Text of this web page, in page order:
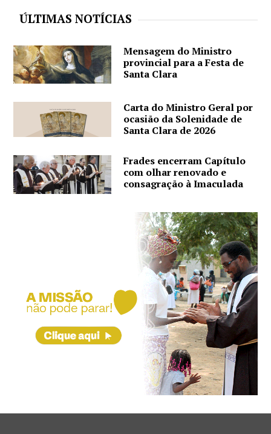
ÚLTIMAS NOTÍCIAS
Mensagem do Ministro
provincial para a Festa de
Santa Clara
Carta do Ministro Geral por
ocasião da Solenidade de
Santa Clara de 2026
Frades encerram Capítulo
com olhar renovado e
consagração à Imaculada